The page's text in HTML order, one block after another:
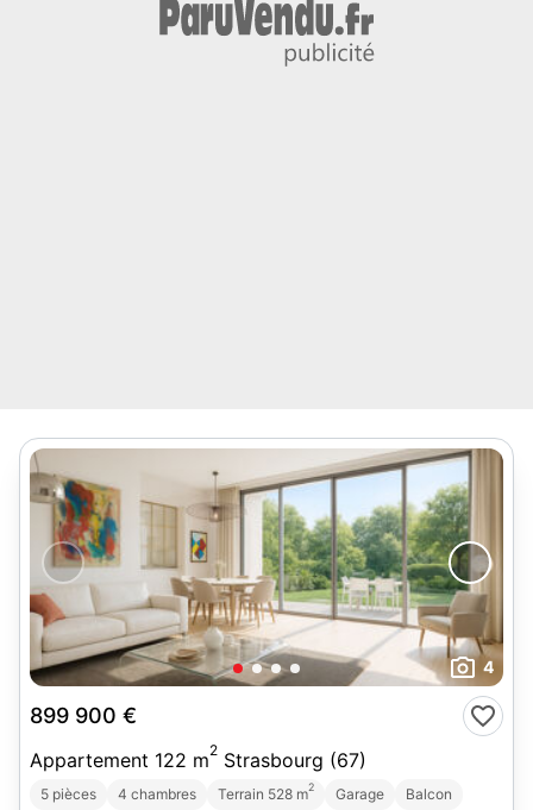
4
899 900 €
Appartement 122 m2 Strasbourg (67)
5 pièces 4 chambres Terrain 528 m2 Garage
Balcon